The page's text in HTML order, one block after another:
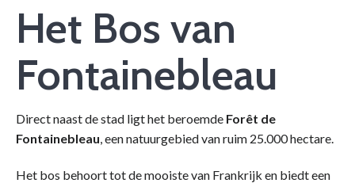
Het Bos van
Fontainebleau
Direct naast de stad ligt het beroemde Forêt de
Fontainebleau, een natuurgebied van ruim 25.000 hectare.
Het bos behoort tot de mooiste van Frankrijk en biedt een